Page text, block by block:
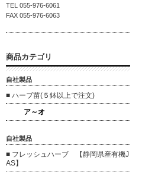
TEL 055-976-6061
FAX 055-976-6063
商品カテゴリ
自社製品
■ ハーブ苗(５鉢以上で注文)
ア～オ
自社製品
■ フレッシュハーブ 【静岡県産有機J
AS】